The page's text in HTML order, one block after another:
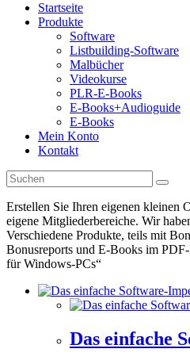
Startseite
Produkte
Software
Listbuilding-Software
Malbücher
Videokurse
PLR-E-Books
E-Books+Audioguide
E-Books
Mein Konto
Kontakt
Erstellen Sie Ihren eigenen kleinen
eigene Mitgliederbereiche. Wir
Verschiedene Produkte, teils mit
Bonusreports und E-Books im
für Windows-PCs“
Das einfache